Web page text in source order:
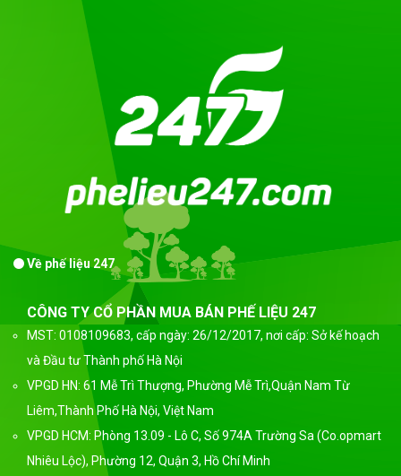
Về phế liệu 247
CÔNG TY CỔ PHẦN MUA BÁN PHẾ LIỆU 247
MST: 0108109683, cấp ngày: 26/12/2017, nơi cấp: Sở kế hoạch
và Đầu tư Thành phố Hà Nội
VPGD HN: 61 Mễ Trì Thượng, Phường Mễ Trì,Quận Nam Từ
Liêm,Thành Phố Hà Nội, Việt Nam
VPGD HCM: Phòng 13.09 - Lô C, Số 974A Trường Sa (Co.opmart
Nhiêu Lộc), Phường 12, Quận 3, Hồ Chí Minh